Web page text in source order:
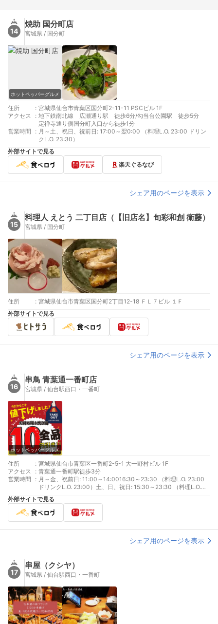
14
焼助 国分町店
宮城県 / 国分町
ホットペッパーグルメ
住所 : 宮城県仙台市青葉区国分町2-11-11 PSCビル 1F
アクセス
: 地下鉄南北線 広瀬通り駅 徒歩6分/勾当台公園駅 徒歩5分
定禅寺通り側国分町入口から徒歩1分
営業時間
: 月～土、祝日、祝前日: 17:00～翌0:00 （料理L.O. 23:00 ドリン
クL.O. 23:30）
外部サイトで見る
楽天ぐるなび
シェア用のページを表示
15
料理人 えとう 二丁目店（【旧店名】旬彩和創 衛藤）
宮城県 / 国分町
住所 : 宮城県仙台市青葉区国分町2丁目12-18 ＦＬ７ビル １Ｆ
外部サイトで見る
シェア用のページを表示
16
串鳥 青葉通一番町店
宮城県 / 仙台駅西口・一番町
ホットペッパーグルメ
住所 : 宮城県仙台市青葉区一番町2-5-1 大一野村ビル 1F
アクセス
: 青葉通一番町駅徒歩3分
営業時間
: 月～金、祝前日: 11:00～14:0016:30～23:30 （料理L.O. 23:00
ドリンクL.O. 23:00）土、日、祝日: 15:30～23:30 （料理L.O.
23:00 ドリンクL.O. 23:00）
外部サイトで見る
シェア用のページを表示
17
串屋（クシヤ）
宮城県 / 仙台駅西口・一番町